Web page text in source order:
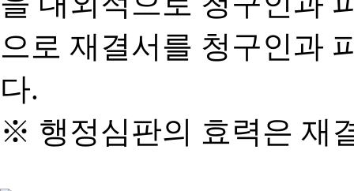
으로 재결서를 청구인과
다.
※ 행정심판의 효력은 재